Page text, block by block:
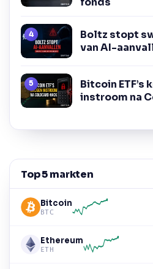
Boltz stopt
van AI-
Bitcoin
instroom na
Top 5 markten
Bitcoin
BTC
Ethereum
ETH